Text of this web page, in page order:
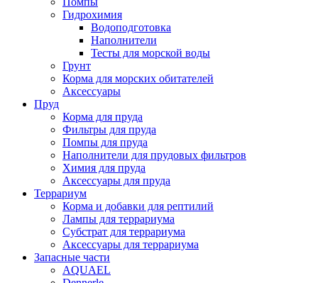
Гидрохимия
Водоподготовка
Наполнители
Тесты для морской воды
Грунт
Корма для морских обитателей
Аксессуары
Пруд
Корма для пруда
Фильтры для пруда
Помпы для пруда
Наполнители для прудовых фильтров
Химия для пруда
Аксессуары для пруда
Террариум
Корма и добавки для рептилий
Лампы для террариума
Субстрат для террариума
Аксессуары для террариума
Запасные части
AQUAEL